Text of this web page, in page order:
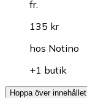
fr.
135 kr
hos Notino
+1 butik
Hoppa över innehållet